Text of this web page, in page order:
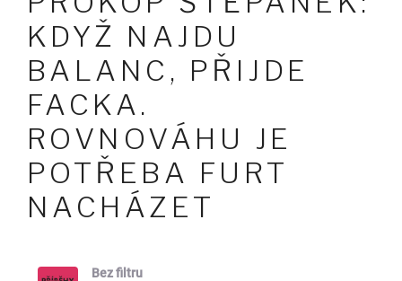
KDYŽ NAJDU
BALANC, PŘIJDE
FACKA.
ROVNOVÁHU JE
POTŘEBA FURT
NACHÁZET
Bez filtru